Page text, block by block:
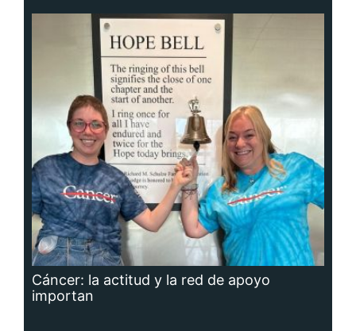
Cáncer: la actitud y la red de apoyo
importan